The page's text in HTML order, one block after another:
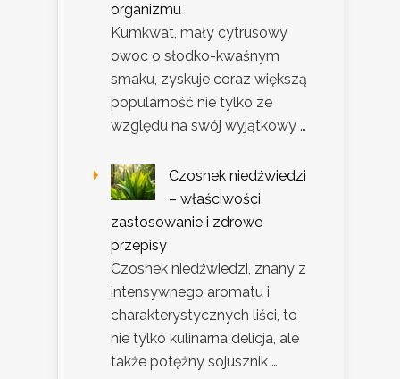
organizmu
Kumkwat, mały cytrusowy
owoc o słodko-kwaśnym
smaku, zyskuje coraz większą
popularność nie tylko ze
względu na swój wyjątkowy …
Czosnek niedźwiedzi
– właściwości,
zastosowanie i zdrowe
przepisy
Czosnek niedźwiedzi, znany z
intensywnego aromatu i
charakterystycznych liści, to
nie tylko kulinarna delicja, ale
także potężny sojusznik …